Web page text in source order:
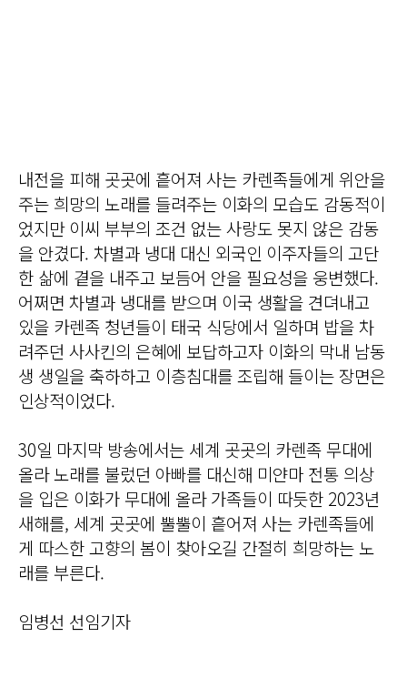
내전을 피해 곳곳에 흩어져 사는 카렌족들에게 위안을
주는 희망의 노래를 들려주는 이화의 모습도 감동적이
었지만 이씨 부부의 조건 없는 사랑도 못지 않은 감동
을 안겼다. 차별과 냉대 대신 외국인 이주자들의 고단
한 삶에 곁을 내주고 보듬어 안을 필요성을 웅변했다.
어쩌면 차별과 냉대를 받으며 이국 생활을 견뎌내고
있을 카렌족 청년들이 태국 식당에서 일하며 밥을 차
려주던 사사킨의 은혜에 보답하고자 이화의 막내 남동
생 생일을 축하하고 이층침대를 조립해 들이는 장면은
인상적이었다.
30일 마지막 방송에서는 세계 곳곳의 카렌족 무대에
올라 노래를 불렀던 아빠를 대신해 미얀마 전통 의상
을 입은 이화가 무대에 올라 가족들이 따듯한 2023년
새해를, 세계 곳곳에 뿔뿔이 흩어져 사는 카렌족들에
게 따스한 고향의 봄이 찾아오길 간절히 희망하는 노
래를 부른다.
임병선 선임기자